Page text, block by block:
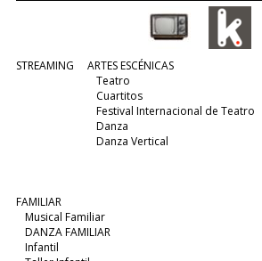
STREAMING
ARTES ESCÉNICAS
Teatro
Cuartitos
Festival Internacional de Teatro
Danza
Danza Vertical
FAMILIAR
Musical Familiar
DANZA FAMILIAR
Infantil